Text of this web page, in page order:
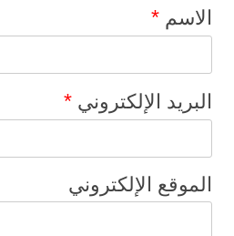
الاسم *
البريد الإلكتروني *
الموقع الإلكتروني